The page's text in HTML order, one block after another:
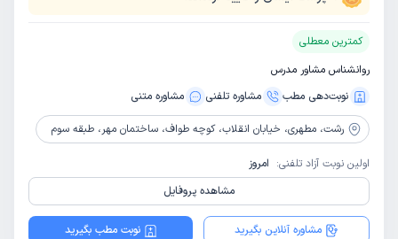
کمترین معطلی
روانشناس مشاور مدرس
نوبت‌دهی مطب
مشاوره‌ تلفنی مشاوره‌ متنی
رشت، مطهری، خیابان انقلاب، کوچه طواف، ساختمان مهر، طبقه سوم
اولین نوبت آزاد تلفنی: امروز
مشاهده پروفایل
مشاوره آنلاین بگیرید نوبت مطب بگیرید